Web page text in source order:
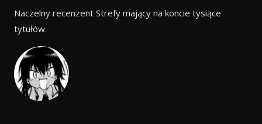
Naczelny recenzent Strefy mający na koncie tysiące
tytułów.